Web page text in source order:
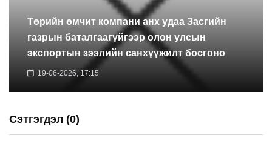
Төрийн өмчит компани анх удаа Засгийн
газрын баталгаагүйгээр олон улсын
экспортын зээлийн санхүүжилт босгоно
19-06-2026, 17:15
Сэтгэгдэл (0)